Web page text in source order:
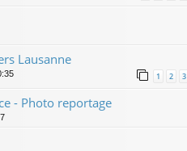
Lausanne
1 2 3
- Photo reportage